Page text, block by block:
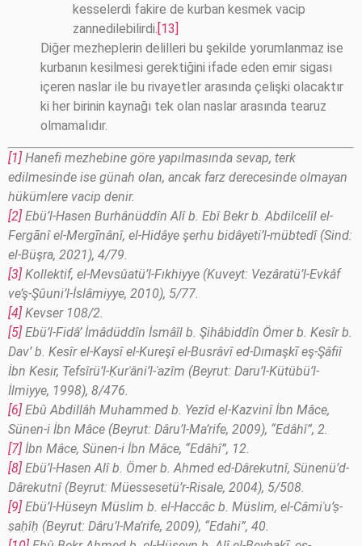
kesselerdi fakire de kurban kesmek vacip
zannedilebilirdi. [13]
Diğer mezheplerin delilleri bu şekilde yorumlanmaz ise
kurbanın kesilmesi gerektiğini ifade eden emir sigası
içeren naslar ile bu rivayetler arasında çelişki olacaktır
ki her birinin kaynağı tek olan naslar arasında tearuz
olmamalıdır.
[1] Hanefi mezhebine göre yapılmasında sevap, terk
edilmesinde ise günah olan, ancak farz derecesinde olmayan
hükümlere vacip denir.
[2] Ebü’l-Hasen Burhânüddîn Alî b. Ebî Bekr b. Abdilcelîl el-
Fergānî el-Mergīnânî, el-Hidâye şerhu bidâyeti’l-mübtedî (Sind:
el-Büşra, 2021), 4/79.
[3] Kollektif, el-Mevsûatü’l-Fıkhiyye (Kuveyt: Vezâratü’l-Evkâf
ve’ş-Şûuni’l-İslâmiyye, 2010), 5/77.
[4] Kevser 108/2.
[5] Ebü’l-Fidâ’ İmâdüddîn İsmâîl b. Şihâbiddîn Ömer b. Kesîr b.
Dav’ b. Kesîr el-Kaysî el-Kureşî el-Busrâvî ed-Dımaşkī eş-Şâfiî
İbn Kesir, Tefsîrü’l-Ḳurʾâni’l-ʿazîm (Beyrut: Daru’l-Kütübü’l-
İlmiyye, 1998), 8/476.
[6] Ebû Abdillâh Muhammed b. Yezîd el-Kazvinî İbn Mâce,
Sünen-i İbn Mâce (Beyrut: Dâru’l-Ma’rife, 2009), “Edâhî”, 2.
[7] İbn Mâce, Sünen-i İbn Mâce, “Edâhî”, 12.
[8] Ebü’l-Hasen Alî b. Ömer b. Ahmed ed-Dârekutnî, Sünenü’d-
Dârekutnî (Beyrut: Müessesetü’r-Risale, 2004), 5/508.
[9] Ebü’l-Hüseyn Müslim b. el-Haccâc b. Müslim, el-Câmiʿu’ṣ-
ṣaḥîḥ (Beyrut: Dâru’l-Ma’rife, 2009), “Edahi”, 40.